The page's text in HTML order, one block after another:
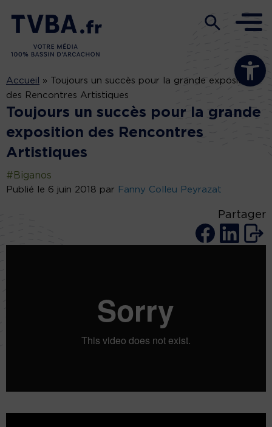
Ouvrir la
Accueil »
Toujours un succès pour la grande exposition
des Rencontres Artistiques
Toujours un succès pour la grande
exposition des Rencontres
Artistiques
#Biganos
Publié le 6 juin 2018 par Fanny Colleu Peyrazat
Partager